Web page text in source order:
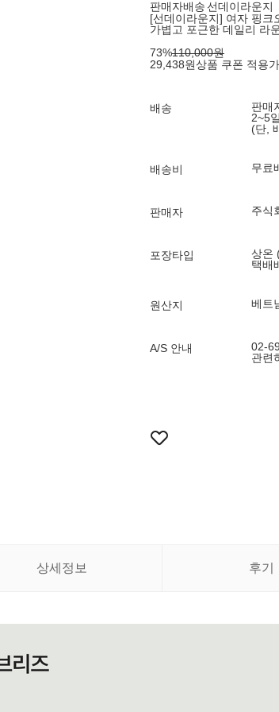
판매자배송 선데이라운지
[선데이라운지] 여자 핑크
가볍고 포근한 데일리 라
73%110,000원
29,438원상품 쿠폰 적용가
배송
판매
2~5
(단,
배송비 무료
판매자 주식
포장타입
상온
택배
원산지 베트
A/S 안내
02-
관련
상세정보 후기